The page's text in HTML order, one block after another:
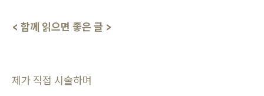
< 함께 읽으면 좋은 글 >
제가 직접 시술하며